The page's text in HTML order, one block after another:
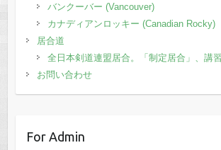
バンクーバー (Vancouver)
カナディアンロッキー (Canadian Rocky)
居合道
全日本剣道連盟居合。「制定居合」、講
お問い合わせ
For Admin